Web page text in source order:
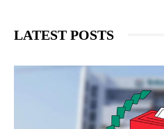
LATEST POSTS